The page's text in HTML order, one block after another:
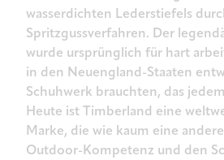
wasserdichten Lederstiefels
Spritzgussverfahren. Der
wurde ursprünglich für hart
in den Neuengland-Staaten
Schuhwerk brauchten, das
Heute ist Timberland eine
Marke, die wie kaum eine
Outdoor-Kompetenz und den